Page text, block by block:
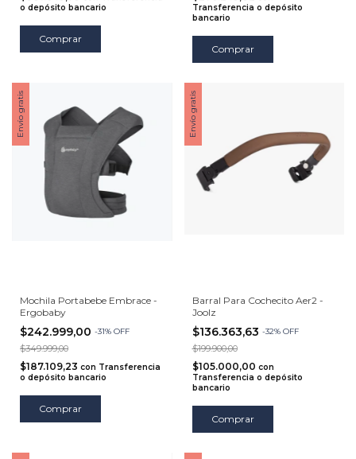
o depósito bancario
Comprar
Transferencia o depósito
bancario
Comprar
Envío gratis
Mochila Portabebe Embrace -
Ergobaby
$242.999,00 -31% OFF
$349.999,00
$187.109,23 con Transferencia
o depósito bancario
Comprar
Envío gratis
Barral Para Cochecito Aer2 -
Joolz
$136.363,63 -32% OFF
$199.900,00
$105.000,00 con
Transferencia o depósito
bancario
Comprar